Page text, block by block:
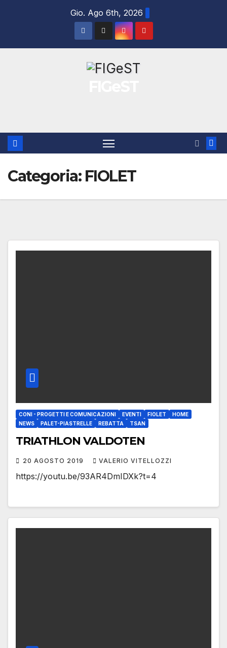
Gio. Ago 6th, 2026
Categoria: FIOLET
CONI - PROGETTI E COMUNICAZIONI EVENTI FIOLET
HOME
NEWS
PALET-PIASTRELLE REBATTA TSAN
TRIATHLON VALDOTEN
20 AGOSTO 2019 VALERIO VITELLOZZI
https://youtu.be/93AR4DmIDXk?t=4